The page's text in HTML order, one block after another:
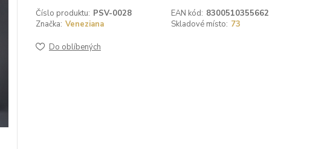
Číslo produktu: PSV-0028 EAN kód: 8300510355662
Značka: Veneziana Skladové místo: 73
Do oblíbených